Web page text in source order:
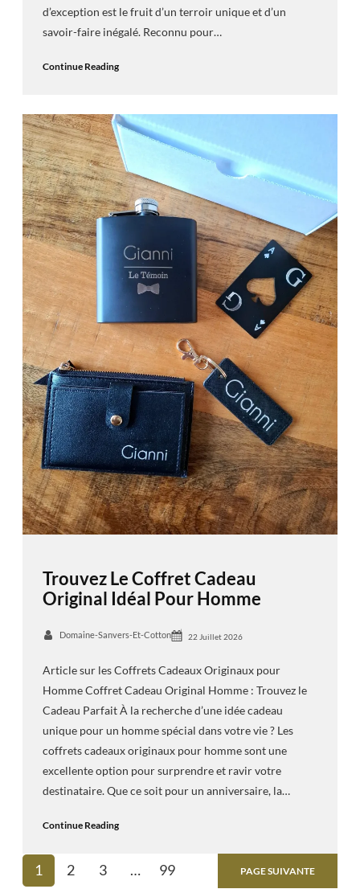
d’exception est le fruit d’un terroir unique et d’un
savoir-faire inégalé. Reconnu pour…
Continue Reading
Trouvez Le Coffret Cadeau
Original Idéal Pour Homme
Domaine-Sanvers-Et-Cotton 22 Juillet 2026
Article sur les Coffrets Cadeaux Originaux pour
Homme Coffret Cadeau Original Homme : Trouvez le
Cadeau Parfait À la recherche d’une idée cadeau
unique pour un homme spécial dans votre vie ? Les
coffrets cadeaux originaux pour homme sont une
excellente option pour surprendre et ravir votre
destinataire. Que ce soit pour un anniversaire, la…
Continue Reading
1 2 3 … 99 PAGE SUIVANTE